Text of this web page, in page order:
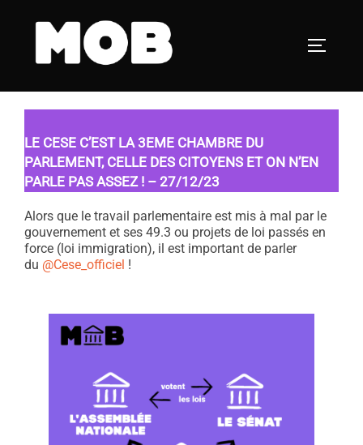
LE CESE C’EST LA 3EME CHAMBRE DU
PARLEMENT, CELLE DES CITOYENS ET ON N’EN
PARLE PAS ASSEZ ! – 27/12/23
Alors que le travail parlementaire est mis à mal par le
gouvernement et ses 49.3 ou projets de loi passés en
force (loi immigration), il est important de parler
du @Cese_officiel !